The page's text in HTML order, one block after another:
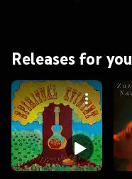
Releases for you